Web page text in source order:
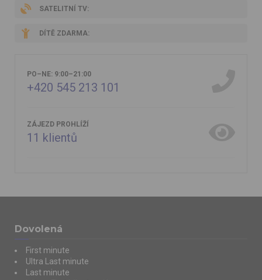
SATELITNÍ TV:
DÍTĚ ZDARMA:
PO–NE: 9:00–21:00
+420 545 213 101
ZÁJEZD PROHLÍŽÍ
11 klientů
Dovolená
First minute
Ultra Last minute
Last minute